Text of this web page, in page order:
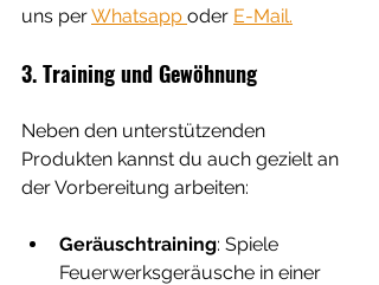
uns per Whatsapp oder E-Mail.
3. Training und Gewöhnung
Neben den unterstützenden
Produkten kannst du auch gezielt an
der Vorbereitung arbeiten:
Geräuschtraining: Spiele
Feuerwerksgeräusche in einer